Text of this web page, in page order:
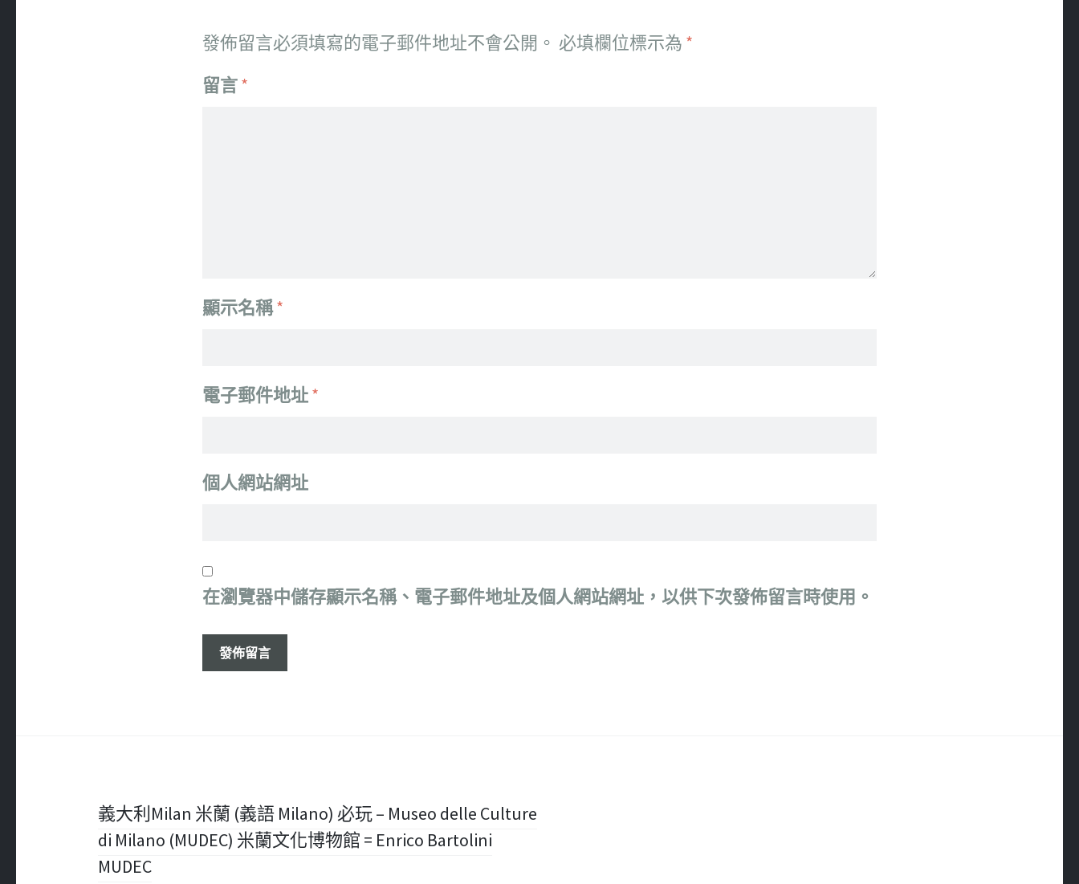
發佈留言必須填寫的電子郵件地址不會公開。 必填欄位標示為 *
留言*
顯示名稱*
電子郵件地址*
個人網站網址
在瀏覽器中儲存顯示名稱、電子郵件地址及個人網站網址，以供下次發佈留言時使用。
義大利Milan 米蘭 (義語 Milano) 必玩 – Museo delle Culture
di Milano (MUDEC) 米蘭文化博物館 = Enrico Bartolini
MUDEC